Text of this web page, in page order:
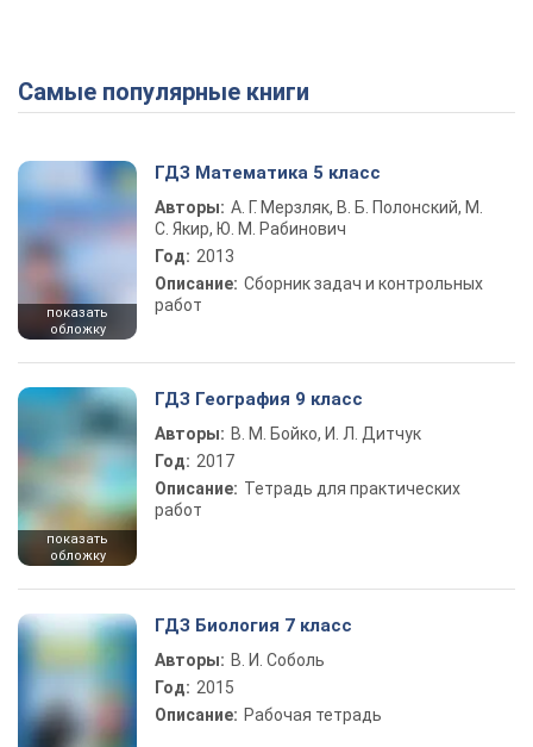
Самые популярные книги
показать
обложку
ГДЗ Математика 5 класс
Авторы: А. Г. Мерзляк, В. Б. Полонский, М.
С. Якир, Ю. М. Рабинович
Год: 2013
Описание: Сборник задач и контрольных
работ
показать
обложку
ГДЗ География 9 класс
Авторы: В. М. Бойко, И. Л. Дитчук
Год: 2017
Описание: Тетрадь для практических
работ
ГДЗ Биология 7 класс
Авторы: В. И. Соболь
Год: 2015
Описание: Рабочая тетрадь